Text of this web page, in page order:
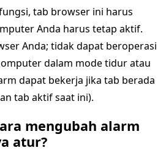
tab browser ini harus
Anda harus tetap aktif.
Anda; tidak dapat beroperasi
dalam mode tidur atau
dapat bekerja jika tab berada
tab aktif saat ini).
mengubah alarm
atur?